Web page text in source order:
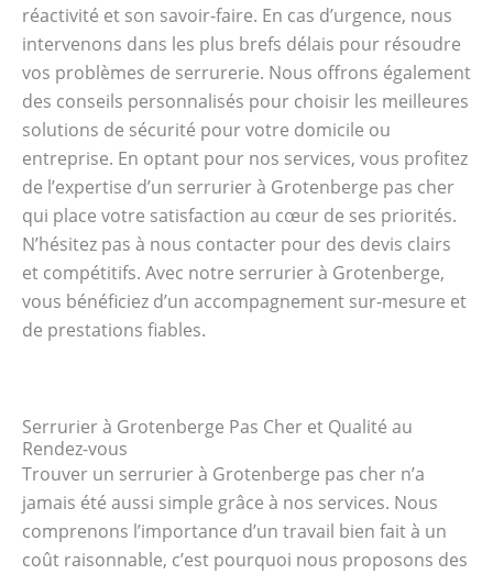
réactivité et son savoir-faire. En cas d’urgence, nous
intervenons dans les plus brefs délais pour résoudre
vos problèmes de serrurerie. Nous offrons également
des conseils personnalisés pour choisir les meilleures
solutions de sécurité pour votre domicile ou
entreprise. En optant pour nos services, vous profitez
de l’expertise d’un serrurier à Grotenberge pas cher
qui place votre satisfaction au cœur de ses priorités.
N’hésitez pas à nous contacter pour des devis clairs
et compétitifs. Avec notre serrurier à Grotenberge,
vous bénéficiez d’un accompagnement sur-mesure et
de prestations fiables.
Serrurier à Grotenberge Pas Cher et Qualité au
Rendez-vous
Trouver un serrurier à Grotenberge pas cher n’a
jamais été aussi simple grâce à nos services. Nous
comprenons l’importance d’un travail bien fait à un
coût raisonnable, c’est pourquoi nous proposons des